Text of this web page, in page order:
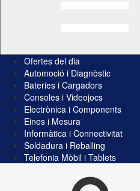
Ofertes del dia
Automoció i Diagnòstic
Bateries i Cargadors
Consoles i Videojocs
Electrònica i Components
Eines i Mesura
Informàtica i Connectivitat
Soldadura i Reballing
Telefonia Mòbil i Tablets